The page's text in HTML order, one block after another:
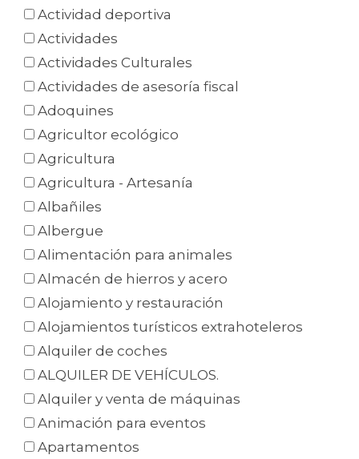
Actividad deportiva
Actividades
Actividades Culturales
Actividades de asesoría fiscal
Adoquines
Agricultor ecológico
Agricultura
Agricultura - Artesanía
Albañiles
Albergue
Alimentación para animales
Almacén de hierros y acero
Alojamiento y restauración
Alojamientos turísticos extrahoteleros
Alquiler de coches
ALQUILER DE VEHÍCULOS.
Alquiler y venta de máquinas
Animación para eventos
Apartamentos